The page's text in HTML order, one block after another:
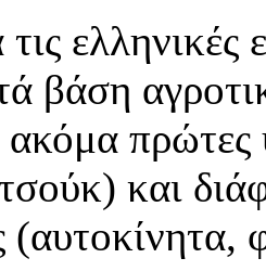
ελληνικές
βάση
πρώτες
και